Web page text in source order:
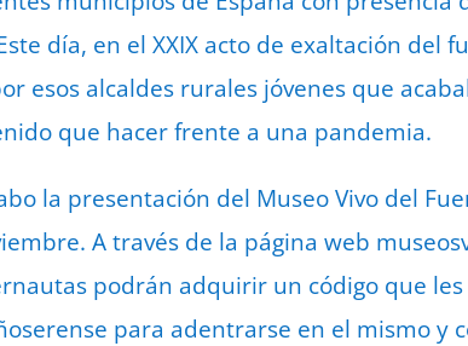
día, en el XXIX acto de exaltación del
esos alcaldes rurales jóvenes que
que hacer frente a una pandemia.
la presentación del Museo Vivo del
A través de la página web
podrán adquirir un código que
para adentrarse en el mismo y